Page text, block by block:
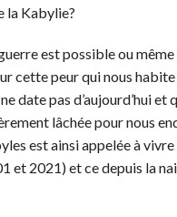
la Kabylie?
est possible ou
cette peur qui nous
date pas d’aujourd’hui
lâchée pour nous
est ainsi appelée à
et 2021) et ce depuis la